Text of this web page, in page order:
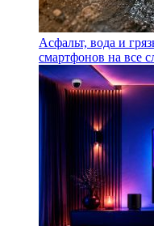
Асфальт, вода и
смартфонов на все